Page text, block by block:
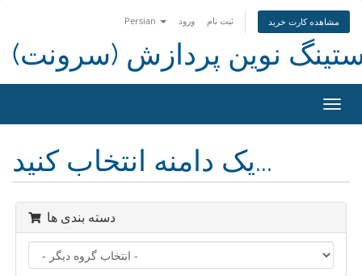
Persian ورود ثبت نام مشاهده کارت خرید
نوین پردازش (سرونت)
تغییر
یک دامنه انتخاب کنید...
دسته بندی ها